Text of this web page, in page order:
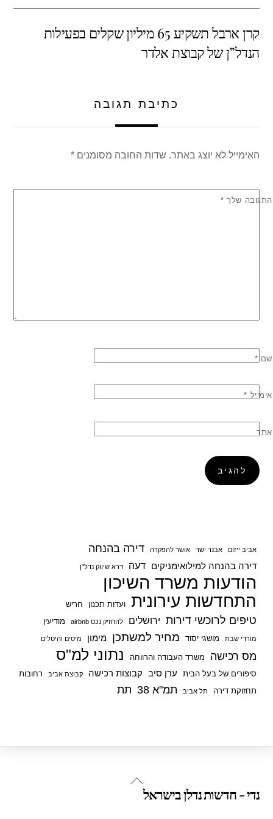
e
b
o
er
s
A
p
e
קרן ארבל תשקיע 65 מיליון שקלים בפעילות
הנדל”ן של קבוצת אלדר
כתיבת תגובה
האימייל לא יוצג באתר. שדות החובה מסומנים*
התגובה שלך *
שם *
אימייל *
אתר
אביב ייזום אבנר ישר אושר להפקדה דירה בהנחה
דירה בהנחה למילואימניקים דעה דרא שיווק נדל"ן
הודעות משרד השיכון
התחדשות עירונית ועדות תכנון חריש
טיפים לרוכשי דירות ירושלים להחזיק נכס airbnb מודיעין
מורדי שבת מושגי יסוד מחיר למשתכן מימון מיסים והיטלים
מס רכישה משרד העבודה והרווחה נתוני למ"ס
סיפורים של בעל הבית ערן סיב קבוצות רכישה קבוצת אביב
רחובות
תחזוקת דירה
תל אביב תמ"א 38 תת
Back
נדי - חדשות נדלן בישראל